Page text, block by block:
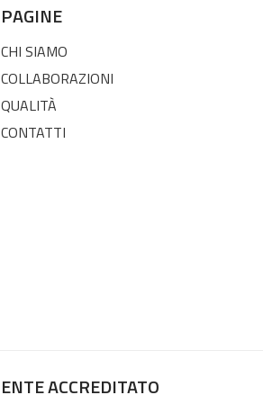
PAGINE
CHI SIAMO
COLLABORAZIONI
QUALITÀ
CONTATTI
ENTE ACCREDITATO